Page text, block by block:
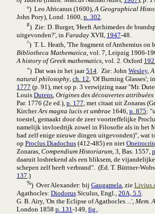
°) Leo Africanus (1600),A Geographical
John Pory), Lond. 1600, p. 302.
#) Zie: D. Burger, 'Heeft Archimedes de
uitgevonden?', in Faraday XVII, 1947-48.
^) T. L. Heath, 'The fragment of Anthemius on
Bibliotheca Mathematica, vol. 7, Leipzig 1906-
A history of Greek mathematics, vol. 2. Oxford
+) Dat was in het jaar514 . Zie: John Wesley,
natural philosophy ch. 12 , 'Of Burning Glasses';
1777 (p. 91), met op p. 3 verwijzing naar "Mr.
Louis Dutens Origines des découvertes attribuées
Par. 1776 (2e ed.), p. 177 , met citaat uit Zonaras
KircherArs magna lucis et umbrae 1646, p. 875:
toestel, gemaakt door de zeer voortreffelijke
namelijk invloedrijk zowel in Filosofie als in het
had zelf enige nieuwe dingen uitgevonden)", wat
op Proclus Diadochus (412-485) en niet
Zonaras, Compendium Historiarum , 3, Bas. 1557,
daaruit losbrekend als een bliksem, de
schepen zelf heeft verbrand". (Ed. T. Büttner-
137 .)
%) Over Alexander: bij Gaugamela, zie
Agathocles: Diodorus Siculus, Engl., 20A, 5.5.
G. B. Airy, 'On the Eclipse of Agathocles ...', Mem.
London 1858 p. 131-149, fig..